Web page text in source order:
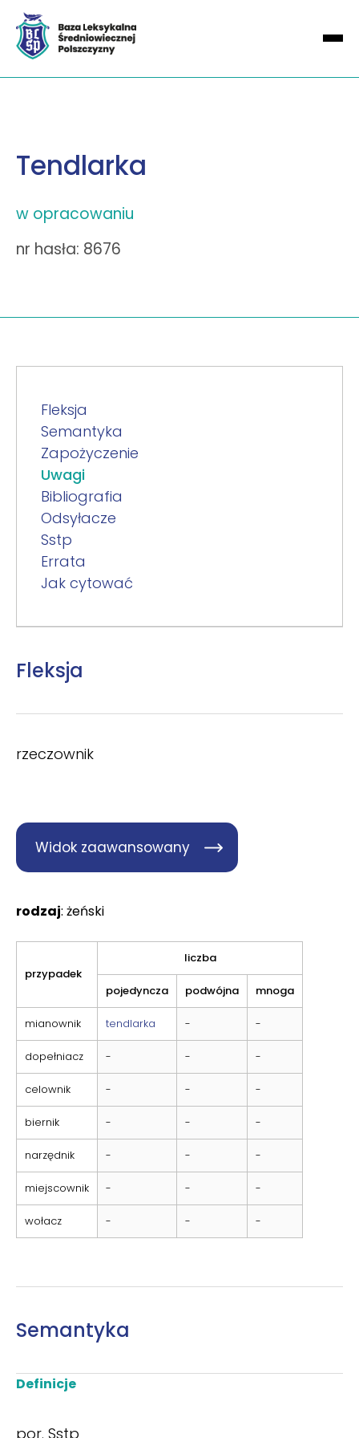
Tendlarka
w opracowaniu
nr hasła: 8676
Fleksja
Semantyka
Zapożyczenie
Uwagi
Bibliografia
Odsyłacze
Sstp
Errata
Jak cytować
Fleksja
rzeczownik
Widok zaawansowany
rodzaj: żeński
przypadek
liczba
pojedyncza podwójna mnoga
mianownik tendlarka - -
dopełniacz - - -
celownik - - -
biernik - - -
narzędnik - - -
miejscownik - - -
wołacz - - -
Semantyka
Definicje
por. Sstp